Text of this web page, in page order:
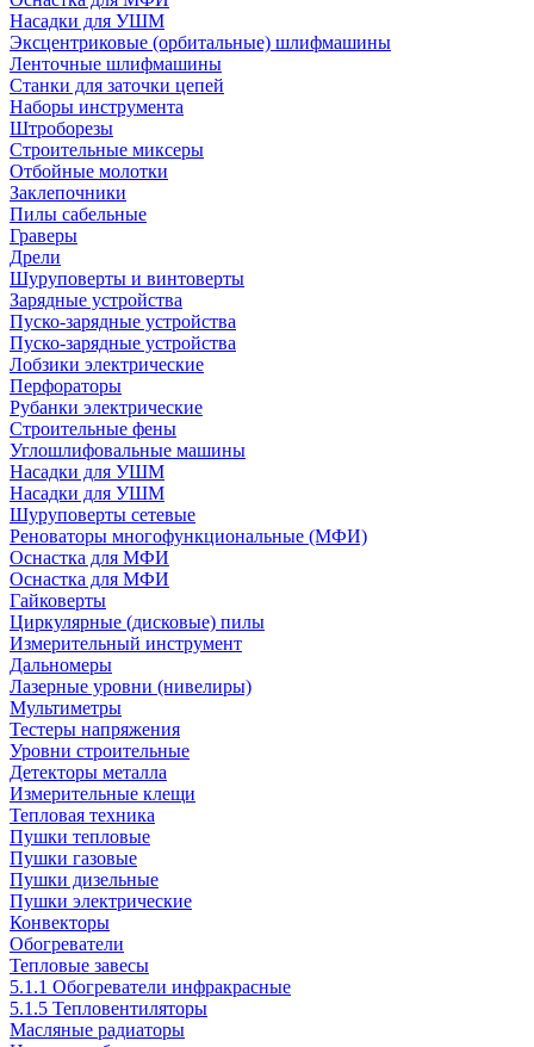
Насадки для УШМ
Эксцентриковые (орбитальные) шлифмашины
Ленточные шлифмашины
Станки для заточки цепей
Наборы инструмента
Штроборезы
Строительные миксеры
Отбойные молотки
Заклепочники
Пилы сабельные
Граверы
Дрели
Шуруповерты и винтоверты
Зарядные устройства
Пуско-зарядные устройства
Пуско-зарядные устройства
Лобзики электрические
Перфораторы
Рубанки электрические
Строительные фены
Углошлифовальные машины
Насадки для УШМ
Насадки для УШМ
Шуруповерты сетевые
Реноваторы многофункциональные (МФИ)
Оснастка для МФИ
Оснастка для МФИ
Гайковерты
Циркулярные (дисковые) пилы
Измерительный инструмент
Дальномеры
Лазерные уровни (нивелиры)
Мультиметры
Тестеры напряжения
Уровни строительные
Детекторы металла
Измерительные клещи
Тепловая техника
Пушки тепловые
Пушки газовые
Пушки дизельные
Пушки электрические
Конвекторы
Обогреватели
Тепловые завесы
5.1.1 Обогреватели инфракрасные
5.1.5 Тепловентиляторы
Масляные радиаторы